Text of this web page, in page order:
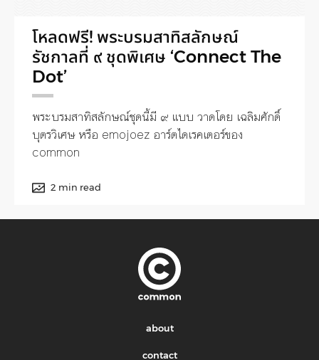
โหลดฟรี! พระบรมสาทิสลักษณ์
รัชกาลที่ ๙ ชุดพิเศษ ‘Connect The
Dot’
พระบรมสาทิสลักษณ์ชุดนี้มี ๙ แบบ วาดโดย เฉลิมศักดิ์
บุตรวิเศษ หรือ emojoez อาร์ตไดเรคเตอร์ของ
common
2 min read
about
contact